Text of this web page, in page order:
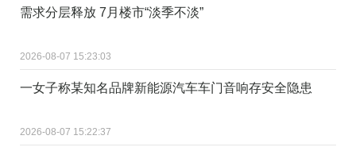
需求分层释放 7月楼市“淡季不淡”
2026-08-07 15:23:03
一女子称某知名品牌新能源汽车车门音响存安全隐患
2026-08-07 15:22:37